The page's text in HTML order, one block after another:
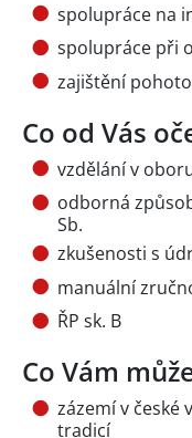
spolupráce na
spolupráce při
zajištění
Co od Vás
vzdělání v
odborná
Sb.
zkušenosti s
manuální
ŘP sk. B
Co Vám
zázemí v
tradicí